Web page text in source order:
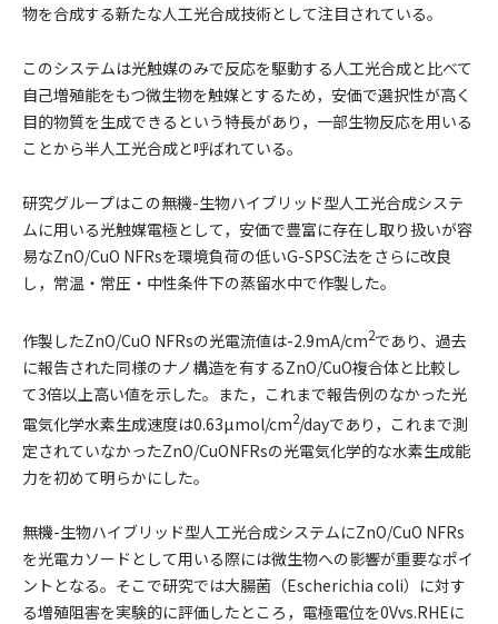
物を合成する新たな人工光合成技術として注目されている。
このシステムは光触媒のみで反応を駆動する人工光合成と比べて
自己増殖能をもつ微生物を触媒とするため，安価で選択性が高く
目的物質を生成できるという特長があり，一部生物反応を用いる
ことから半人工光合成と呼ばれている。
研究グループはこの無機-生物ハイブリッド型人工光合成システ
ムに用いる光触媒電極として，安価で豊富に存在し取り扱いが容
易なZnO/CuO NFRsを環境負荷の低いG-SPSC法をさらに改良
し，常温・常圧・中性条件下の蒸留水中で作製した。
作製したZnO/CuO NFRsの光電流値は-2.9mA/cm2であり、過去
に報告された同様のナノ構造を有するZnO/CuO複合体と比較し
て3倍以上高い値を示した。また，これまで報告例のなかった光
電気化学水素生成速度は0.63µmol/cm2/dayであり，これまで測
定されていなかったZnO/CuONFRsの光電気化学的な水素生成能
力を初めて明らかにした。
無機-生物ハイブリッド型人工光合成システムにZnO/CuO NFRs
を光電カソードとして用いる際には微生物への影響が重要なポイ
ントとなる。そこで研究では大腸菌（Escherichia coli）に対す
る増殖阻害を実験的に評価したところ，電極電位を0Vvs.RHEに